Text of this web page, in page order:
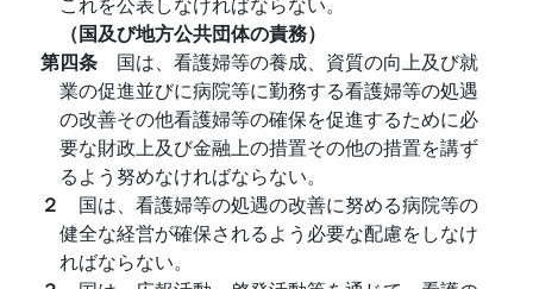
（国及び地方公共団体の責務）
第四条 国は、看護婦等の養成、資質の向上及び就
業の促進並びに病院等に勤務する看護婦等の処遇
の改善その他看護婦等の確保を促進するために必
要な財政上及び金融上の措置その他の措置を講ず
るよう努めなければならない。
２ 国は、看護婦等の処遇の改善に努める病院等の
健全な経営が確保されるよう必要な配慮をしなけ
ればならない。